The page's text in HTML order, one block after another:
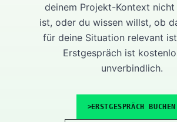
deinem Projekt-Kontext
ist, oder du wissen willst, ob
für deine Situation relevant
Erstgespräch ist
unverbindlich.
ERSTGESPRÄCH BUCHEN